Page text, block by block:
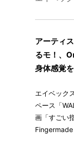
アーティ
るモ！、
身体感覚を
エイベック
ペース「
画「すごい
Fingermade